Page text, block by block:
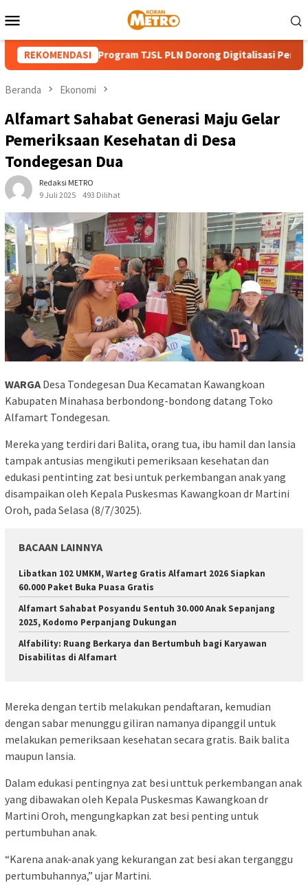
ke
Mobile
REKOMENDASI
ke-81 RI, Program TJSL PLN Dorong Digitalisasi Pendidikan
Beranda Ekonomi
Alfamart Sahabat Generasi Maju Gelar
Pemeriksaan Kesehatan di Desa
Tondegesan Dua
Redaksi METRO
9 Juli 2025
493 Dilihat
WARGA Desa Tondegesan Dua Kecamatan Kawangkoan
Kabupaten Minahasa berbondong-bondong datang Toko
Alfamart Tondegesan.
Mereka yang terdiri dari Balita, orang tua, ibu hamil dan lansia
tampak antusias mengikuti pemeriksaan kesehatan dan
edukasi pentinting zat besi untuk perkembangan anak yang
disampaikan oleh Kepala Puskesmas Kawangkoan dr Martini
Oroh, pada Selasa (8/7/3025).
BACAAN LAINNYA
Libatkan 102 UMKM, Warteg Gratis Alfamart 2026 Siapkan
60.000 Paket Buka Puasa Gratis
Alfamart Sahabat Posyandu Sentuh 30.000 Anak Sepanjang
2025, Kodomo Perpanjang Dukungan
Alfability: Ruang Berkarya dan Bertumbuh bagi Karyawan
Disabilitas di Alfamart
Mereka dengan tertib melakukan pendaftaran, kemudian
dengan sabar menunggu giliran namanya dipanggil untuk
melakukan pemeriksaan kesehatan secara gratis. Baik balita
maupun lansia.
Dalam edukasi pentingnya zat besi unttuk perkembangan anak
yang dibawakan oleh Kepala Puskesmas Kawangkoan dr
Martini Oroh, mengungkapkan zat besi penting untuk
pertumbuhan anak.
“Karena anak-anak yang kekurangan zat besi akan terganggu
pertumbuhannya,” ujar Martini.